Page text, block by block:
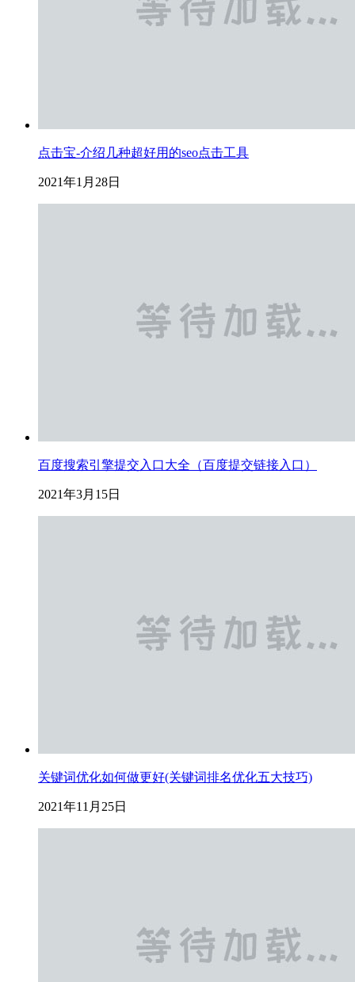
点击宝-介绍几种超好用的seo点击工具
2021年1月28日
百度搜索引擎提交入口大全（百度提交链接入口）
2021年3月15日
关键词优化如何做更好(关键词排名优化五大技巧)
2021年11月25日